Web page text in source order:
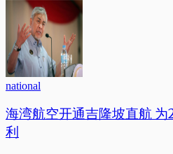
national
海湾航空开通吉隆坡直航
利